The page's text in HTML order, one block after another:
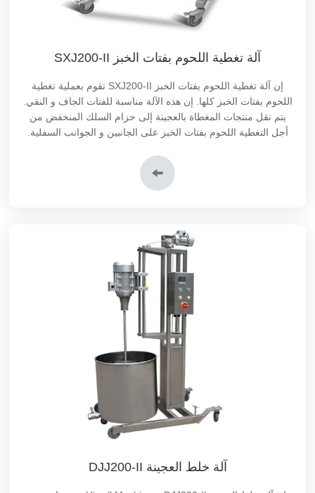
آلة تغطية اللحوم بفتات الخبز SXJ200-II
إن آلة تغطية اللحوم بفتات الخبز SXJ200-II تقوم بعملية تغطية
اللحوم بفتات الخبز كلها. إن هذه الآلة مناسبة للفتات الجاف و النقي.
يتم نقل منتجات المغطاة بالعجينة إلى حزام السلك المنخفض من
أجل التغطية اللحوم بفتات الخبز على الجانبين و الجوانب السفلية.
مسؤولة عن تغطية فتات الخبز على الجوانب العلوية. أخيراً، يتم
تقديم أسطوانات الضغط من أجل الضغط.
آلة خلط العجينة DJJ200-II